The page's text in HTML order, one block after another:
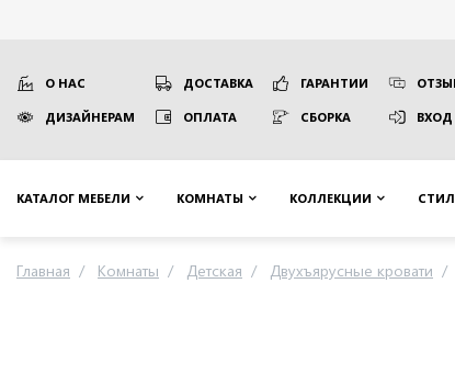
О НАС ДОСТАВКА ГАРАНТИИ
ДИЗАЙНЕРАМ ОПЛАТА СБОРКА
КАТАЛОГ МЕБЕЛИ КОМНАТЫ КОЛЛЕКЦИИ
Главная Комнаты Детская Двухъярусные кровати